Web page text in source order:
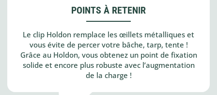
POINTS À RETENIR
Le clip Holdon remplace les œillets métalliques et
vous évite de percer votre bâche, tarp, tente !
Grâce au Holdon, vous obtenez un point de fixation
solide et encore plus robuste avec l’augmentation
de la charge !